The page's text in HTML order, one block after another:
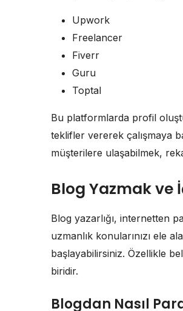
Upwork
Freelancer
Fiverr
Guru
Toptal
Bu platformlarda profil
teklifler vererek çalışmaya
müşterilere ulaşabilmek,
Blog Yazmak ve
Blog yazarlığı, internetten
uzmanlık konularınızı ele
başlayabilirsiniz. Özellikle
biridir.
Blogdan Nasıl